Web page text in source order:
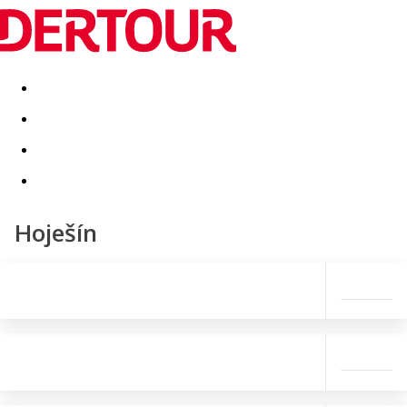
Destinatii Vacanta perfecta OFERTE DE NERATAT
Hoješín